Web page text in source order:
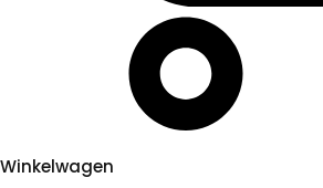
Winkelwagen